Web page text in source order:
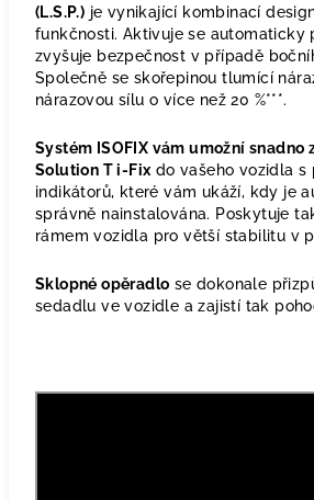
(L.S.P.) je vynikající kombinací
funkčnosti. Aktivuje se automaticky
zvyšuje bezpečnost v případě
Společně se skořepinou tlumící
nárazovou sílu o více než 20 %***.
Systém ISOFIX vám umožní snadno
Solution T i-Fix do vašeho vozidla s
indikátorů, které vám ukáží, kdy je
správně nainstalována. Poskytuje
rámem vozidla pro větší stabilitu v
Sklopné opěradlo se dokonale
sedadlu ve vozidle a zajistí tak